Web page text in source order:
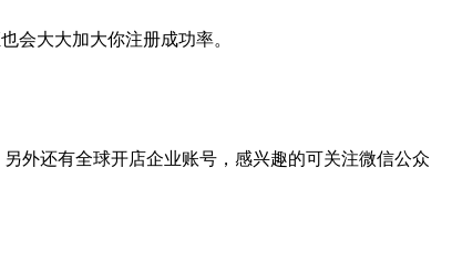
会大大加大你注册成功率。
外还有全球开店企业账号，感兴趣的可关注微信公众